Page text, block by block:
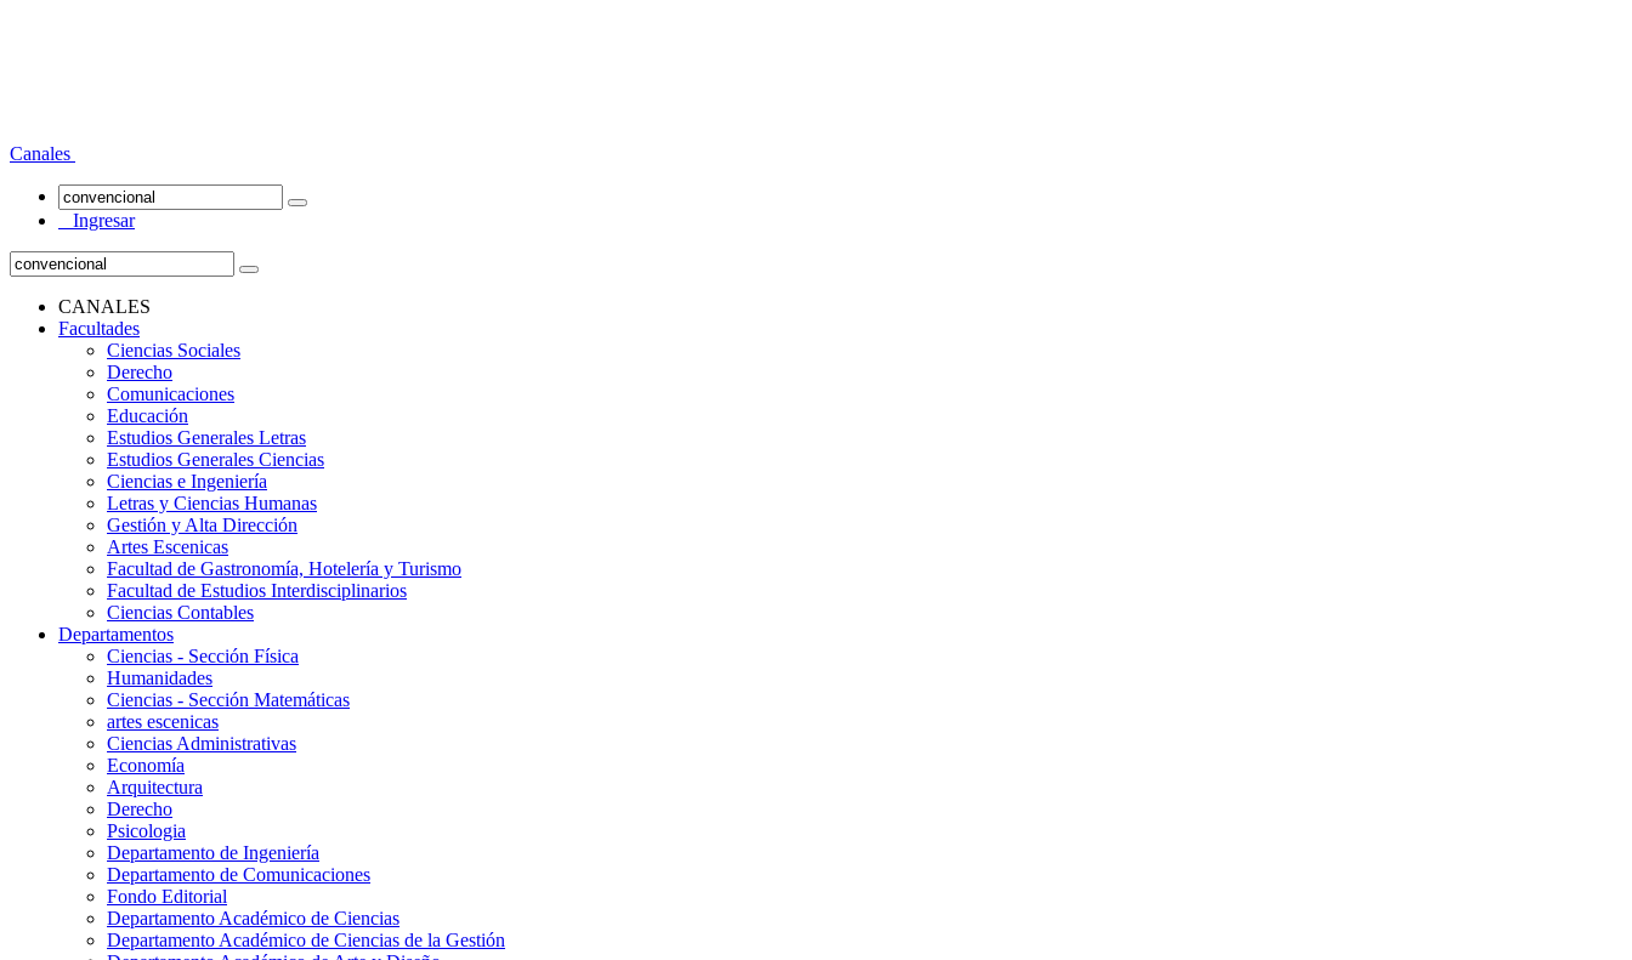
Canales
Ingresar
CANALES
Facultades
Ciencias Sociales
Derecho
Comunicaciones
Educación
Estudios Generales Letras
Estudios Generales Ciencias
Ciencias e Ingeniería
Letras y Ciencias Humanas
Gestión y Alta Dirección
Artes Escenicas
Facultad de Gastronomía, Hotelería y Turismo
Facultad de Estudios Interdisciplinarios
Ciencias Contables
Departamentos
Ciencias - Sección Física
Humanidades
Ciencias - Sección Matemáticas
artes escenicas
Ciencias Administrativas
Economía
Arquitectura
Derecho
Psicologia
Departamento de Ingeniería
Departamento de Comunicaciones
Fondo Editorial
Departamento Académico de Ciencias
Departamento Académico de Ciencias de la Gestión